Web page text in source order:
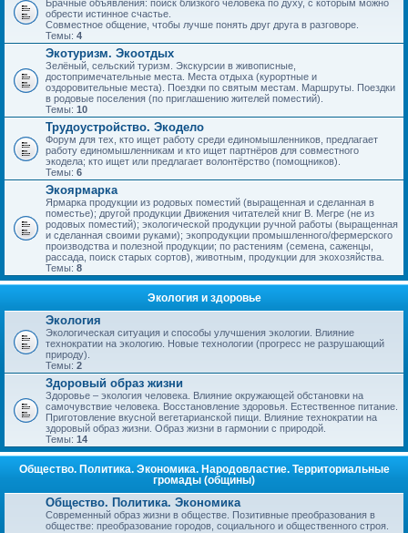
Брачные объявления: поиск близкого человека по духу, с которым можно
обрести истинное счастье.
Совместное общение, чтобы лучше понять друг друга в разговоре.
Темы: 4
Экотуризм. Экоотдых
Зелёный, сельский туризм. Экскурсии в живописные,
достопримечательные места. Места отдыха (курортные и
оздоровительные места). Поездки по святым местам. Маршруты. Поездки
в родовые поселения (по приглашению жителей поместий).
Темы: 10
Трудоустройство. Экодело
Форум для тех, кто ищет работу среди единомышленников, предлагает
работу единомышленникам и кто ищет партнёров для совместного
экодела; кто ищет или предлагает волонтёрство (помощников).
Темы: 6
Экоярмарка
Ярмарка продукции из родовых поместий (выращенная и сделанная в
поместье); другой продукции Движения читателей книг В. Мегре (не из
родовых поместий); экологической продукции ручной работы (выращенная
и сделанная своими руками); экопродукции промышленного/фермерского
производства и полезной продукции; по растениям (семена, саженцы,
рассада, поиск старых сортов), животным, продукции для экохозяйства.
Темы: 8
Экология и здоровье
Экология
Экологическая ситуация и способы улучшения экологии. Влияние
технократии на экологию. Новые технологии (прогресс не разрушающий
природу).
Темы: 2
Здоровый образ жизни
Здоровье – экология человека. Влияние окружающей обстановки на
самочувствие человека. Восстановление здоровья. Естественное питание.
Приготовление вкусной вегетарианской пищи. Влияние технократии на
здоровый образ жизни. Образ жизни в гармонии с природой.
Темы: 14
Общество. Политика. Экономика. Народовластие. Территориальные
громады (общины)
Общество. Политика. Экономика
Современный образ жизни в обществе. Позитивные преобразования в
обществе: преобразование городов, социального и общественного строя.